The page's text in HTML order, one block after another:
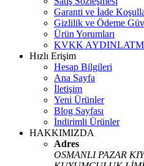
Garanti ve İade
Gizlilik ve Ödeme
Ürün Yorumları
KVKK
Hızlı Erişim
Hesap Bilgileri
Ana Sayfa
İletişim
Yeni Ürünler
Blog Sayfası
İndirimli Ürünler
HAKKIMIZDA
Adres
OSMANLI PAZAR